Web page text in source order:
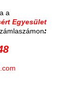
a
Egyesület
: